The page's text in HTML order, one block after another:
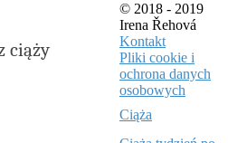
ciąży
© 2018 - 2019
Irena Řehová
Kontakt
Pliki cookie i
ochrona danych
osobowych
Ciąża